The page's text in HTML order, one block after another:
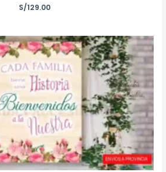
S/129.00